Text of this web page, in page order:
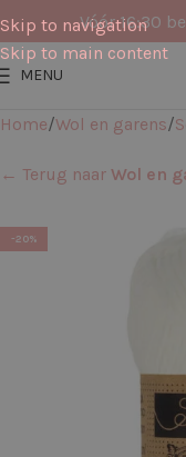
Skip to navigation
Skip to main content
Vóór 16:30
MENU
Home Wol en garens
← Terug naar Wol en
-20%